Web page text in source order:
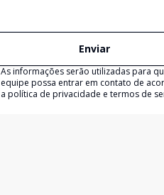
Enviar
As informações serão utilizadas para
equipe possa entrar em contato de
a política de privacidade e termos de